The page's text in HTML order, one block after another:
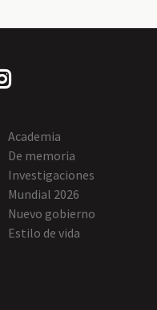
Academia
De memoria
Investigaciones
Mundial 2026
Nuevo gobierno
Estilo de vida